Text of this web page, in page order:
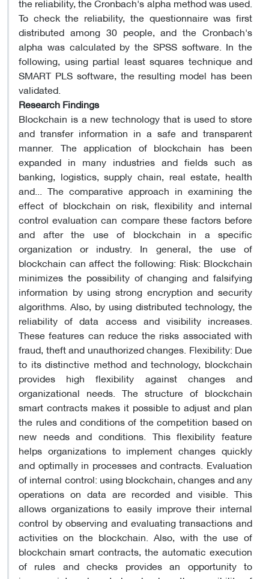
To check the reliability, the questionnaire was first
distributed among 30 people, and the Cronbach's
alpha was calculated by the SPSS software. In the
following, using partial least squares technique and
SMART PLS software, the resulting model has been
validated.
Research Findings
Blockchain is a new technology that is used to store
and transfer information in a safe and transparent
manner. The application of blockchain has been
expanded in many industries and fields such as
banking, logistics, supply chain, real estate, health
and... The comparative approach in examining the
effect of blockchain on risk, flexibility and internal
control evaluation can compare these factors before
and after the use of blockchain in a specific
organization or industry. In general, the use of
blockchain can affect the following: Risk: Blockchain
minimizes the possibility of changing and falsifying
information by using strong encryption and security
algorithms. Also, by using distributed technology, the
reliability of data access and visibility increases.
These features can reduce the risks associated with
fraud, theft and unauthorized changes. Flexibility: Due
to its distinctive method and technology, blockchain
provides high flexibility against changes and
organizational needs. The structure of blockchain
smart contracts makes it possible to adjust and plan
the rules and conditions of the competition based on
new needs and conditions. This flexibility feature
helps organizations to implement changes quickly
and optimally in processes and contracts. Evaluation
of internal control: using blockchain, changes and any
operations on data are recorded and visible. This
allows organizations to easily improve their internal
control by observing and evaluating transactions and
activities on the blockchain. Also, with the use of
blockchain smart contracts, the automatic execution
of rules and checks provides an opportunity to